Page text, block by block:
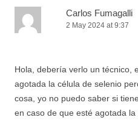
Carlos Fumagalli
2 May 2024 at 9:37
Hola, debería verlo un técnico,
agotada la célula de selenio
cosa, yo no puedo saber si
en caso de que esté agotada la